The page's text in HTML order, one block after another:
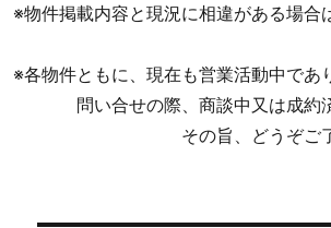
※物件掲載内容と現況に相違がある場合
※各物件ともに、現在も営業活動中であ
問い合せの際、商談中又は成約
その旨、どうぞご